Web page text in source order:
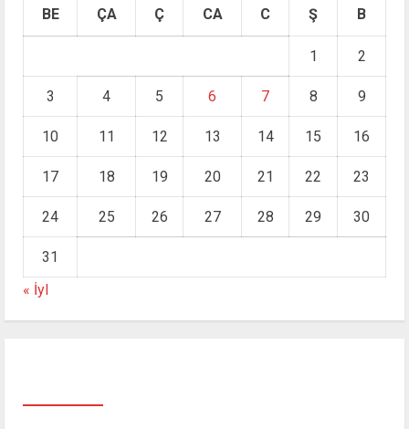
BE ÇA Ç CA C Ş B
1 2
3 4 5 6 7 8 9
10 11 12 13 14 15 16
17 18 19 20 21 22 23
24 25 26 27 28 29 30
31
« İyl